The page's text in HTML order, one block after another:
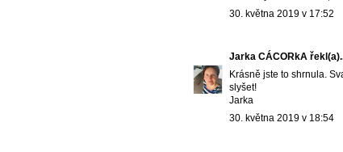
30. května 2019 v 17:52
Jarka CÁCORkA
Krásně jste to shrnula.
slyšet!
Jarka
30. května 2019 v 18:54